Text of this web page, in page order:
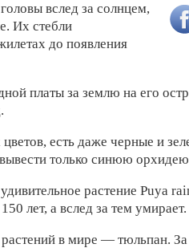
вслед за солнцем,
Их стебли
до появления
платы за землю на его
есть даже черные и
только синюю
растение Puya
лет, а вслед за тем умирает.
в мире — тюльпан. За